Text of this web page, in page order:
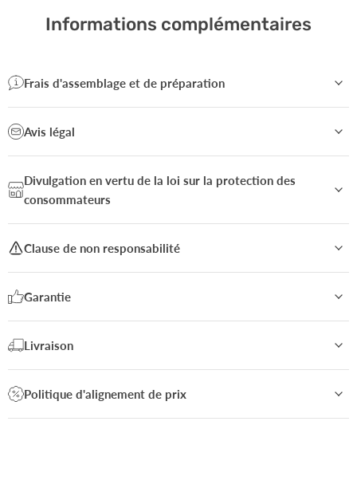
Informations complémentaires
Frais d'assemblage et de préparation
Avis légal
Divulgation en vertu de la loi sur la protection des
consommateurs
Clause de non responsabilité
Garantie
Livraison
Politique d'alignement de prix